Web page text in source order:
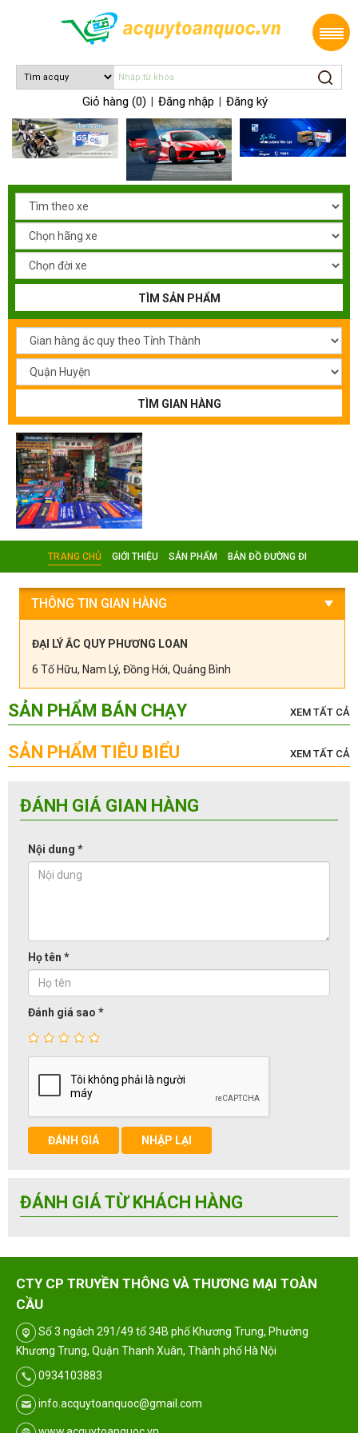
Giỏ hàng (0) Đăng nhập Đăng ký
TÌM SẢN PHẨM
TÌM GIAN HÀNG
TRANG CHỦ GIỚI THIỆU SẢN PHẨM BẢN ĐỒ ĐƯỜNG ĐI
THÔNG TIN GIAN HÀNG
ĐẠI LÝ ẮC QUY PHƯƠNG LOAN
6 Tố Hữu, Nam Lý, Đồng Hới, Quảng Bình
SẢN PHẨM BÁN CHẠY XEM TẤT CẢ
SẢN PHẨM TIÊU BIỂU XEM TẤT CẢ
ĐÁNH GIÁ GIAN HÀNG
Nội dung *
Họ tên *
Đánh giá sao *
ĐÁNH GIÁ NHẬP LẠI
ĐÁNH GIÁ TỪ KHÁCH HÀNG
CTY CP TRUYỀN THÔNG VÀ THƯƠNG MẠI TOÀN
CẦU
Số 3 ngách 291/49 tổ 34B phố Khương Trung, Phường
Khương Trung, Quận Thanh Xuân, Thành phố Hà Nội
0934103883
info.acquytoanquoc@gmail.com